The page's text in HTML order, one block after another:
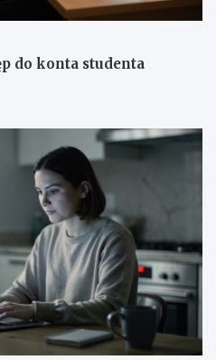
do konta studenta